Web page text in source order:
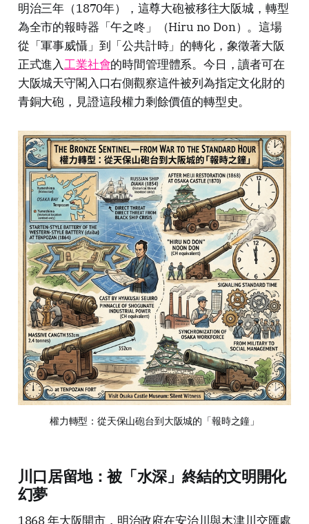
明治三年（1870年），這尊大砲被移往大阪城，轉型
為全市的報時器「午之咚」（Hiru no Don）。這場
從「軍事威懾」到「公共計時」的轉化，象徵著大阪
正式進入工業社會的時間管理體系。今日，讀者可在
大阪城天守閣入口右側觀察這件被列為指定文化財的
青銅大砲，見證這段權力剩餘價值的轉型史。
權力轉型：從天保山砲台到大阪城的「報時之鐘」
川口居留地：被「水深」終結的文明開化
幻夢
1868 年大阪開市，明治政府在安治川與木津川交匯處